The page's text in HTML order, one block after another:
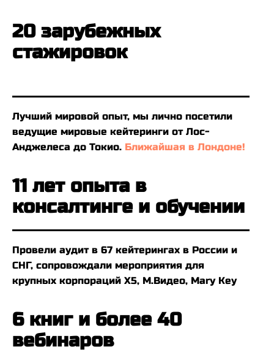
20 зарубежных
стажировок
Лучший мировой опыт, мы лично посетили
ведущие мировые кейтеринги от Лос-
Анджелеса до Токио. Ближайшая в Лондоне!
11 лет опыта в
консалтинге и обучении
Провели аудит в 67 кейтерингах в России и
СНГ, сопровождали мероприятия для
крупных корпораций Х5, М.Видео, Mary Key
6 книг и более 40
вебинаров